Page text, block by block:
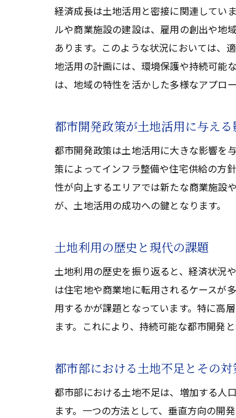
経済成長は土地活用と密接に関連してい
ルや商業施設の建設は、雇用の創出や地
あります。このような状況においては、
地活用の計画には、環境保護や持続可能
は、地域の特性を活かした多様なアプロ
都市開発政策が土地活用に与える
都市開発政策は土地活用に大きな影響を
策によってインフラ整備や住宅供給の方
性が向上するエリアでは新たな商業施設
が、土地活用の成功への鍵となります。
土地利用の歴史と現代の課題
土地利用の歴史を振り返ると、経済状況
は住宅地や商業地に転用されるケースが
用するかが課題となっています。特に高
ます。これにより、持続可能な都市開発
都市部における土地不足とその対
都市部における土地不足は、増加する人
ます。一つの方法として、垂直方向の開